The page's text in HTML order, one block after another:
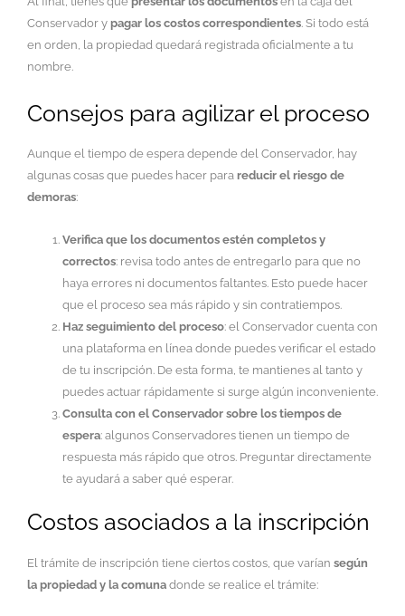
Conservador y pagar los costos correspondientes . Si todo está
en orden, la propiedad quedará registrada oficialmente a tu
nombre.
Consejos para agilizar el proceso
Aunque el tiempo de espera depende del Conservador, hay
algunas cosas que puedes hacer para reducir el riesgo de
demoras:
Verifica que los documentos estén completos y
correctos: revisa todo antes de entregarlo para que no
haya errores ni documentos faltantes. Esto puede hacer
que el proceso sea más rápido y sin contratiempos.
Haz seguimiento del proceso: el Conservador cuenta con
una plataforma en línea donde puedes verificar el estado
de tu inscripción. De esta forma, te mantienes al tanto y
puedes actuar rápidamente si surge algún inconveniente.
Consulta con el Conservador sobre los tiempos de
espera: algunos Conservadores tienen un tiempo de
respuesta más rápido que otros. Preguntar directamente
te ayudará a saber qué esperar.
Costos asociados a la inscripción
El trámite de inscripción tiene ciertos costos, que varían según
la propiedad y la comuna donde se realice el trámite: